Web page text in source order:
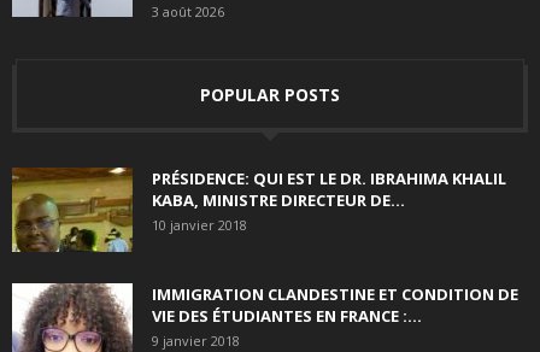
3 août 2026
POPULAR POSTS
PRÉSIDENCE: QUI EST LE DR. IBRAHIMA KHALIL
KABA, MINISTRE DIRECTEUR DE...
10 janvier 2018
IMMIGRATION CLANDESTINE ET CONDITION DE
VIE DES ÉTUDIANTES EN FRANCE :...
9 janvier 2018